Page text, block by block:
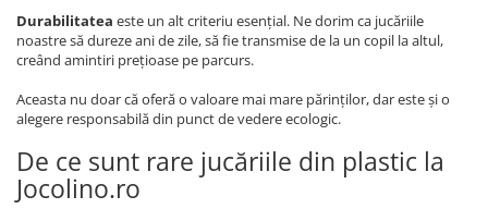
Durabilitatea este un alt criteriu esențial. Ne dorim ca jucăriile
noastre să dureze ani de zile, să fie transmise de la un copil la altul,
creând amintiri prețioase pe parcurs.
Aceasta nu doar că oferă o valoare mai mare părinților, dar este și o
alegere responsabilă din punct de vedere ecologic.
De ce sunt rare jucăriile din plastic la
Jocolino.ro